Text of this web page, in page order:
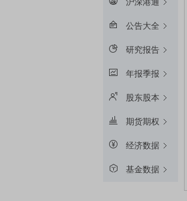
沪深港通
公告大全
研究报告
年报季报
股东股本
期货期权
经济数据
基金数据